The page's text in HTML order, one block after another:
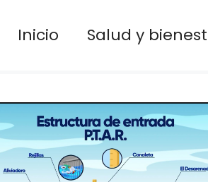
Inicio Salud y